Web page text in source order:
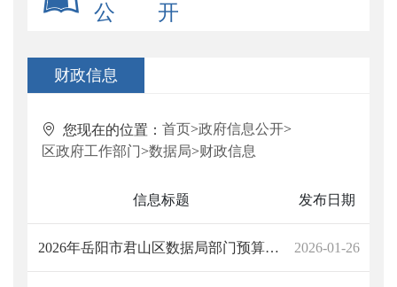
公 开
财政信息
您现在的位置： 首页>政府信息公开>
区政府工作部门>数据局>财政信息
信息标题 发布日期
2026年岳阳市君山区数据局部门预算公开 2026-01-26